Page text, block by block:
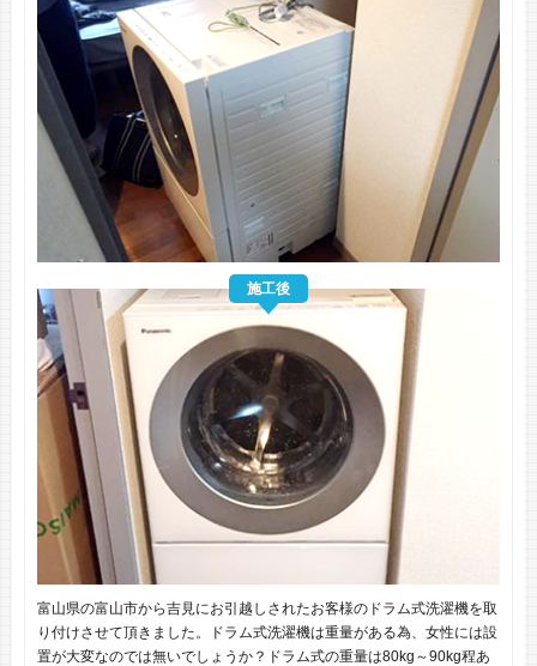
施工後
富山県の富山市から吉見にお引越しされたお客様のドラム式洗濯機を取
り付けさせて頂きました。ドラム式洗濯機は重量がある為、女性には設
置が大変なのでは無いでしょうか？ドラム式の重量は80kg～90kg程あ